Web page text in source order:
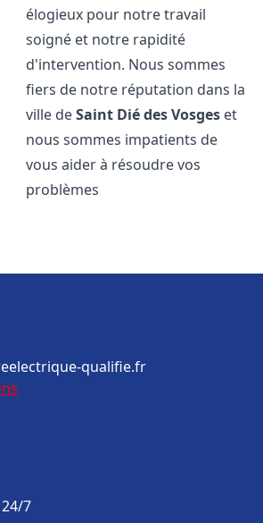
élogieux pour notre travail
soigné et notre rapidité
d'intervention. Nous sommes
fiers de notre réputation dans la
ville deSaint Dié des Vosges et
nous sommes impatients de
vous aider à résoudre vos
problèmes
qualifie.fr
7